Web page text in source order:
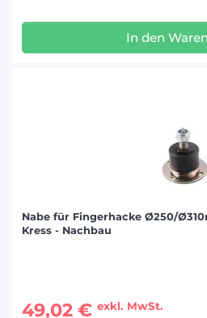
In den
Nabe für Fingerhacke Ø250/
Kress - Nachbau
49,02 € exkl. MwSt.